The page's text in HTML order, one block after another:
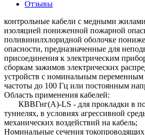
Отзывы
контрольные кабели с медными
изоляцией пониженной пожарной
поливинилхлоридной оболочке
опасности, предназначенные для
присоединения к электрическим
сборкам зажимов электрических
устройств с номинальным
частоты до 100 Гц или постоянным
Область применения кабелей:
КВВГнг(А)-LS - для прокладки в
туннелях, в условиях агрессивной
механических воздействий на кабель;
Номинальные сечения